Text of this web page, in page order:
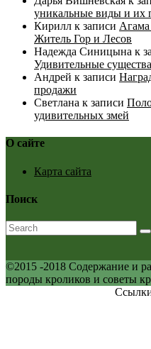
уникальные виды и их
Кирилл к записи
Житель Гор и Лесов
Надежда Синицына к
Удивительные
Андрей к записи
продажи
Светлана к записи
удивительных змей
О сайте
Карта сайта
Поиск
©2015 -2018 Содержание и
породы кроликов и советы